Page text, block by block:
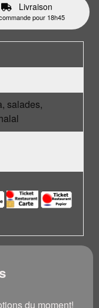
Livraison
pour 18h45
salades,
du moment!